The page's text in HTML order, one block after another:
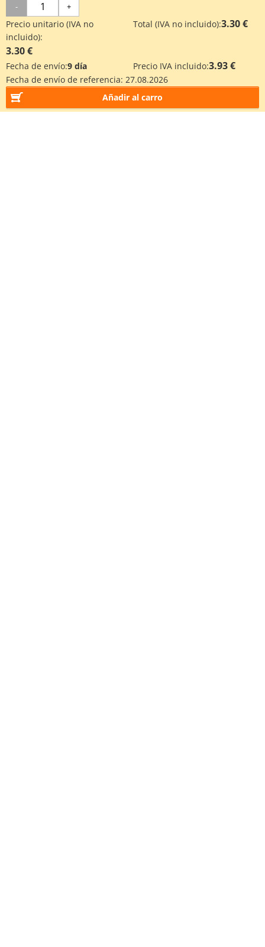
- +
Precio unitario (IVA no
incluido):
3.30 €
Total (IVA no incluido):3.30 €
Fecha de envío:9 día Precio IVA incluido:3.93 €
Fecha de envío de referencia: 27.08.2026
Añadir al carro